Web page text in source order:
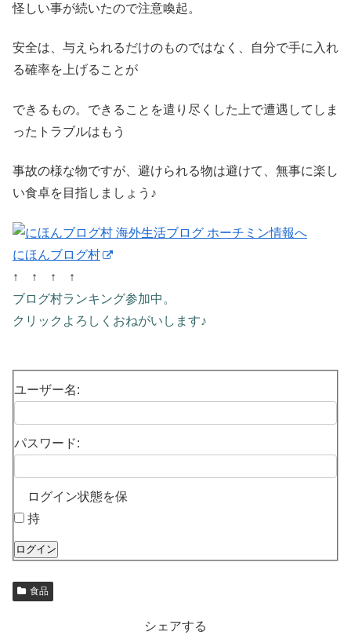
怪しい事が続いたので注意喚起。
安全は、与えられるだけのものではなく、自分で手に入れ
る確率を上げることが
できるもの。できることを遣り尽くした上で遭遇してしま
ったトラブルはもう
事故の様な物ですが、避けられる物は避けて、無事に楽し
い食卓を目指しましょう♪
にほんブログ村
↑ ↑ ↑ ↑
ブログ村ランキング参加中。
クリックよろしくおねがいします♪
ユーザー名:
パスワード:
ログイン状態を保
持
ログイン
食品
シェアする